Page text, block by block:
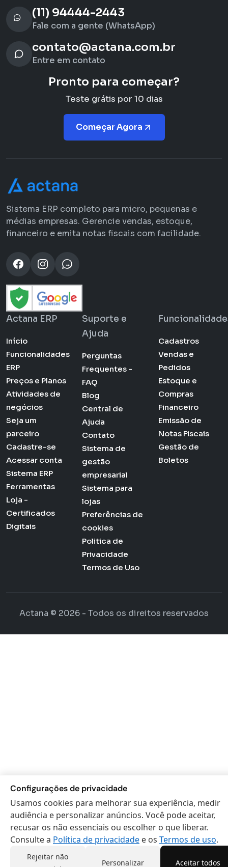
(11) 94444-2443
Fale com a gente (WhatsApp)
contato@actana.com.br
Entre em contato
Pronto para começar?
Teste grátis por 10 dias
Começar Agora
Sistema ERP completo para micro, pequenas e
médias empresas. Gerencie vendas, estoque,
financeiro e emita notas fiscais com facilidade.
Actana ERP
Início
Funcionalidades
ERP
Preços e Planos
Atividades de
negócios
Seja um
parceiro
Cadastre-se
Acessar conta
Sistema ERP
Ferramentas
Loja -
Certificados
Digitais
Suporte e
Ajuda
Perguntas
Frequentes -
FAQ
Blog
Central de
Ajuda
Contato
Sistema de
gestão
empresarial
Sistema para
lojas
Preferências de
cookies
Politica de
Privacidade
Termos de Uso
Cadastros
Vendas e
Pedidos
Estoque e
Compras
Financeiro
Emissão de
Notas Fiscais
Gestão de
Boletos
Actana © 2026 - Todos os direitos reservados
Configurações de privacidade
Usamos cookies para melhorar sua experiência, medir
audiência e personalizar anúncios. Você pode aceitar,
recusar os não essenciais ou escolher o que liberar.
Consulte a Política de privacidade e os Termos de uso.
Rejeitar não
Personalizar Aceitar todos